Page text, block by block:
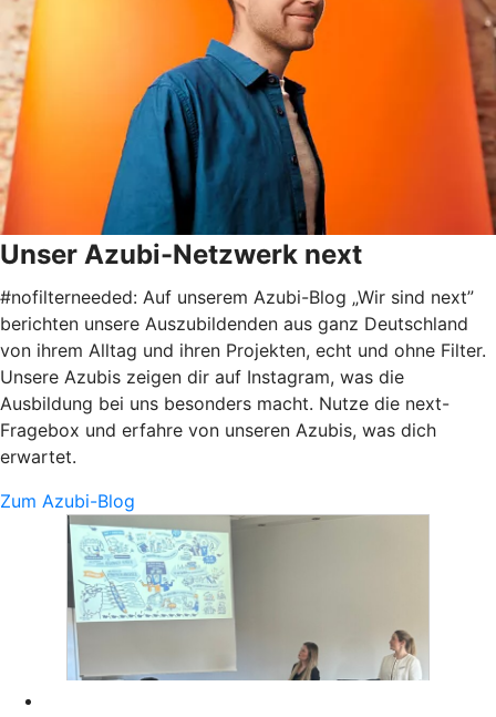
Unser Azubi-Netzwerk next
#nofilterneeded: Auf unserem Azubi-Blog „Wir sind next”
berichten unsere Auszubildenden aus ganz Deutschland
von ihrem Alltag und ihren Projekten, echt und ohne Filter.
Unsere Azubis zeigen dir auf Instagram, was die
Ausbildung bei uns besonders macht. Nutze die next-
Fragebox und erfahre von unseren Azubis, was dich
erwartet.
Zum Azubi-Blog